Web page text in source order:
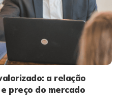
a relação
preço do mercado